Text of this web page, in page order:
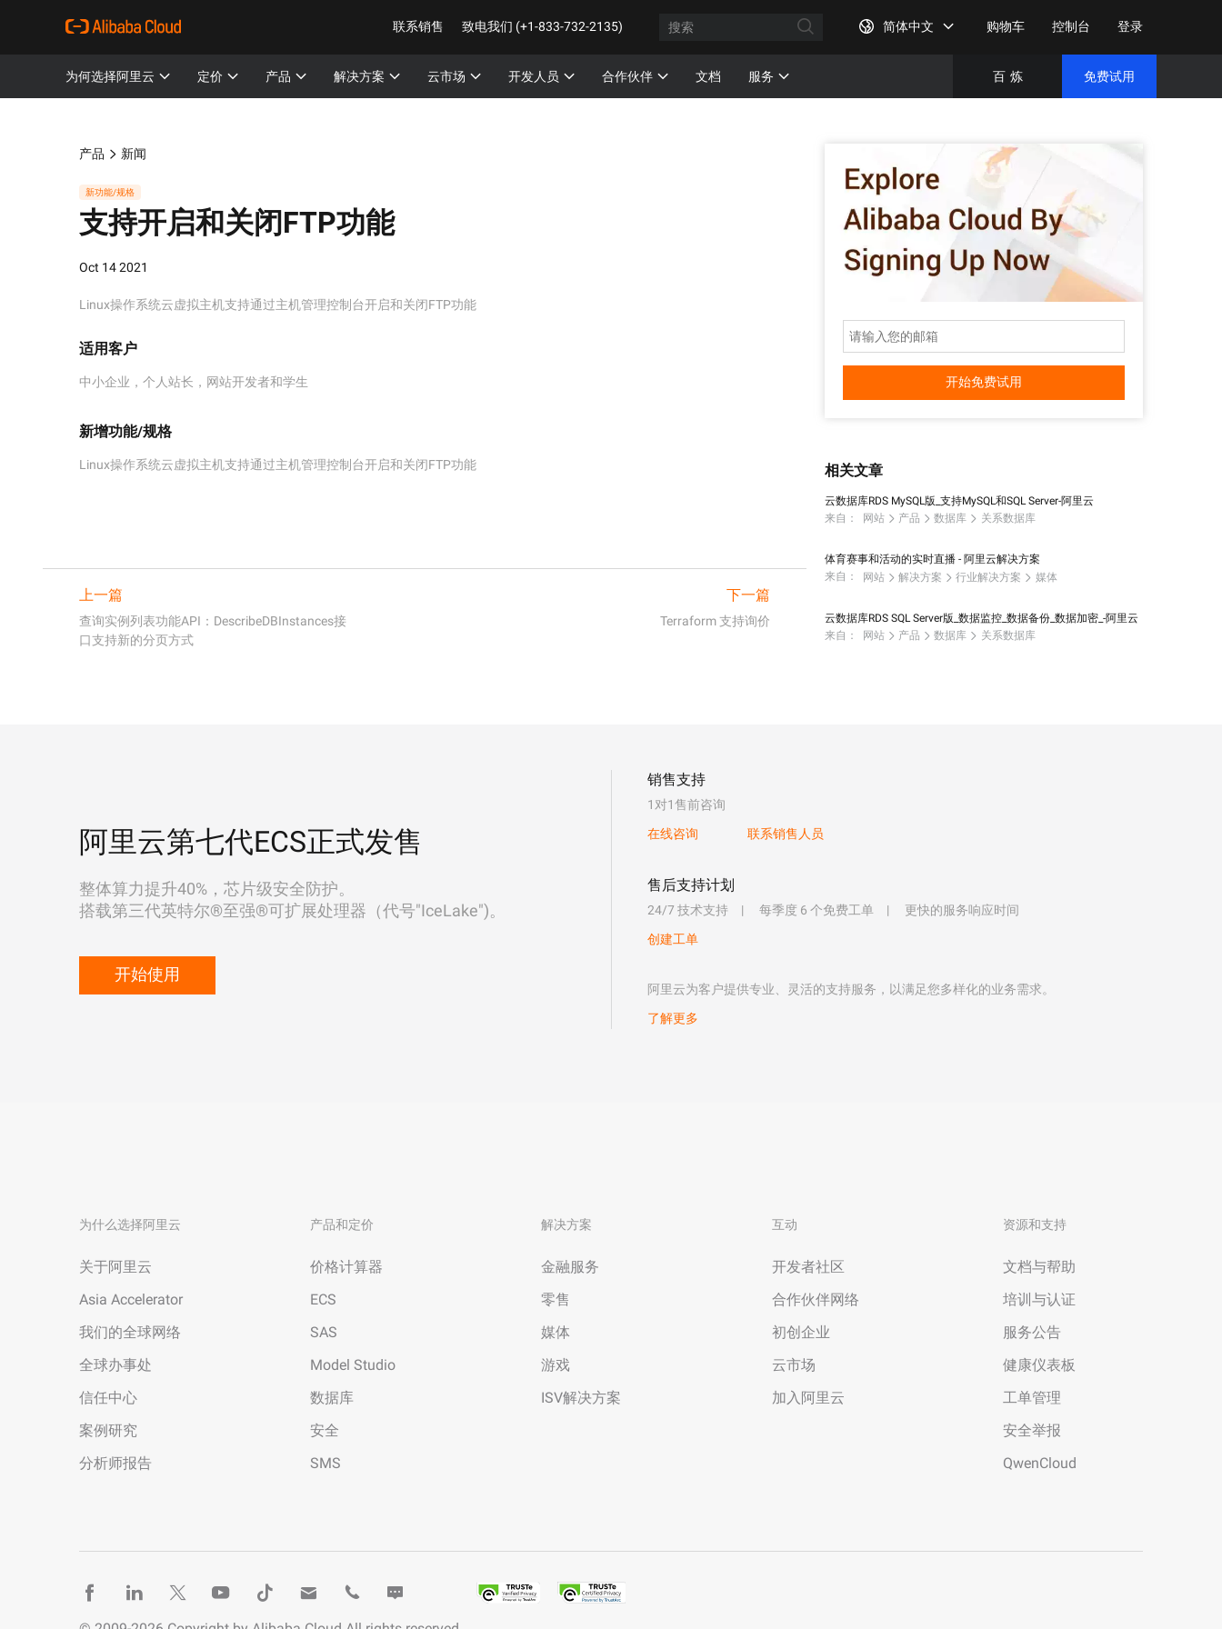
联系销售 致电我们 (+1-833-732-2135) 简体中文 购物车 控制台 登录
为何选择阿里云 定价 产品 解决方案 云市场 开发人员 合作伙伴 文档 服务 百 炼 免费试用
产品 新闻
新功能/规格
支持开启和关闭FTP功能
Oct 14 2021
Linux操作系统云虚拟主机支持通过主机管理控制台开启和关闭FTP功能
适用客户
中小企业，个人站长，网站开发者和学生
新增功能/规格
Linux操作系统云虚拟主机支持通过主机管理控制台开启和关闭FTP功能
上一篇
查询实例列表功能API：DescribeDBInstances接
口支持新的分页方式
下一篇
Terraform 支持询价
开始免费试用
相关文章
云数据库RDS MySQL版_支持MySQL和SQL Server-阿里云
来自：
网站 产品 数据库 关系数据库
体育赛事和活动的实时直播 - 阿里云解决方案
来自：
网站 解决方案 行业解决方案 媒体
云数据库RDS SQL Server版_数据监控_数据备份_数据加密_-阿里云
来自：
网站 产品 数据库 关系数据库
阿里云第七代ECS正式发售
整体算力提升40%，芯片级安全防护。
搭载第三代英特尔®至强®可扩展处理器（代号"IceLake")。
开始使用
销售支持
1对1售前咨询
在线咨询
联系销售人员
售后支持计划
24/7 技术支持 每季度 6 个免费工单
更快的服务响应时间
创建工单
阿里云为客户提供专业、灵活的支持服务，以满足您多样化的业务需求。
了解更多
为什么选择阿里云
关于阿里云
Asia Accelerator
我们的全球网络
全球办事处
信任中心
案例研究
分析师报告
产品和定价
价格计算器
ECS
SAS
Model Studio
数据库
安全
SMS
解决方案
金融服务
零售
媒体
游戏
ISV解决方案
互动
开发者社区
合作伙伴网络
初创企业
云市场
加入阿里云
资源和支持
文档与帮助
培训与认证
服务公告
健康仪表板
工单管理
安全举报
QwenCloud